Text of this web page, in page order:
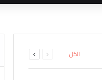
بسبب
السفن
آخرين
الكل الصفحةالصفحة